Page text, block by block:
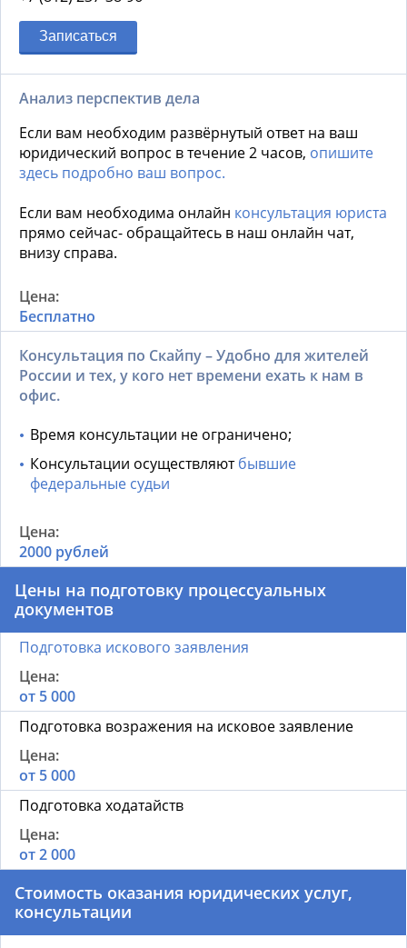
Записаться
Анализ перспектив дела
Если вам необходим развёрнутый ответ на ваш
юридический вопрос в течение 2 часов, опишите
здесь подробно ваш вопрос.
Если вам необходима онлайн консультация юриста
прямо сейчас- обращайтесь в наш онлайн чат,
внизу справа.
Бесплатно
Консультация по Скайпу – Удобно для жителей
России и тех, у кого нет времени ехать к нам в
офис.
Время консультации не ограничено;
Консультации осуществляютбывшие
федеральные судьи
2000 рублей
Цены на подготовку процессуальных
документов
Подготовка искового заявления
от 5 000
Подготовка возражения на исковое заявление
от 5 000
Подготовка ходатайств
от 2 000
Стоимость оказания юридических услуг,
консультации